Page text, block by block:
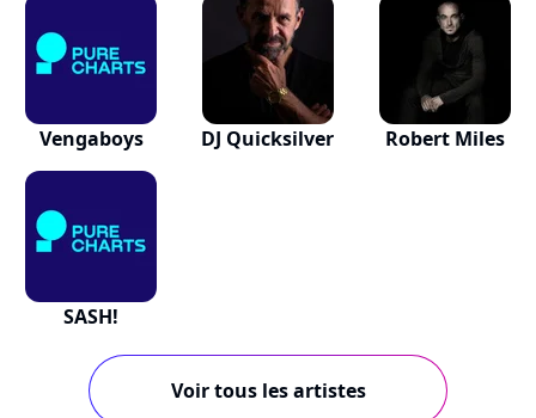
Vengaboys DJ Quicksilver Robert Miles
SASH!
Voir tous les artistes